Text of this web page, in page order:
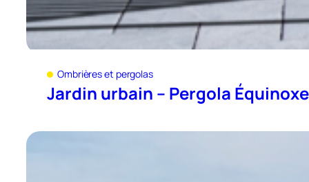
Ombrières et pergolas
Jardin urbain – Pergola Équinoxe